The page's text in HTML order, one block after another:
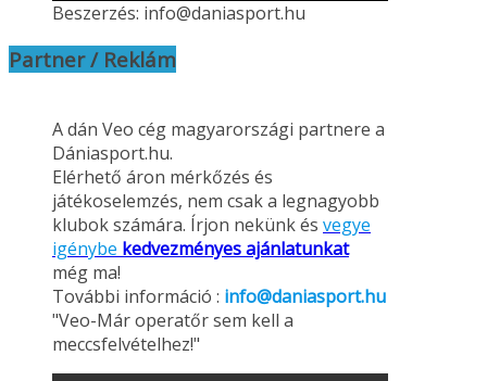
Beszerzés: info@daniasport.hu
Partner / Reklám
A dán Veo cég magyarországi partnere a
Dániasport.hu.
Elérhető áron mérkőzés és
játékoselemzés, nem csak a legnagyobb
klubok számára. Írjon nekünk és vegye
igénybe kedvezményes ajánlatunkat
még ma!
További információ : info@daniasport.hu
"Veo-Már operatőr sem kell a
meccsfelvételhez!"